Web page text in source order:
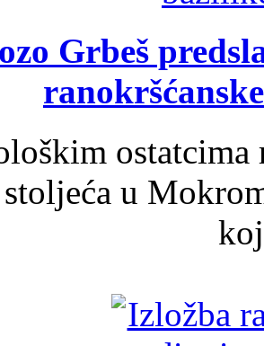
Grbeš
u